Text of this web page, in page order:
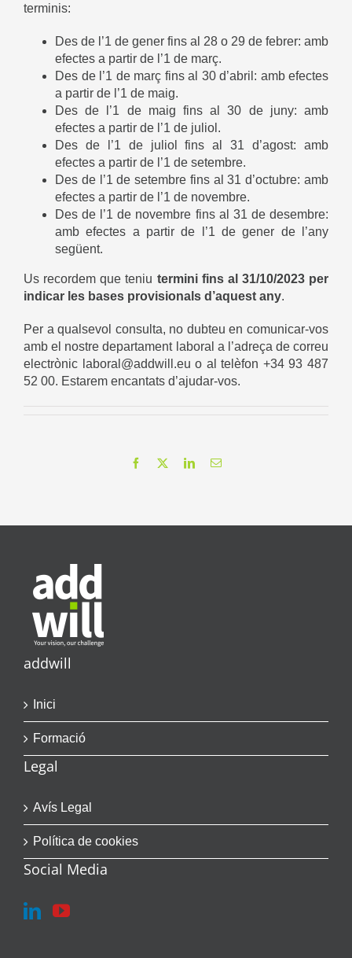
terminis:
Des de l’1 de gener fins al 28 o 29 de febrer: amb
efectes a partir de l’1 de març.
Des de l’1 de març fins al 30 d’abril: amb efectes
a partir de l’1 de maig.
Des de l’1 de maig fins al 30 de juny: amb
efectes a partir de l’1 de juliol.
Des de l’1 de juliol fins al 31 d’agost: amb
efectes a partir de l’1 de setembre.
Des de l’1 de setembre fins al 31 d’octubre: amb
efectes a partir de l’1 de novembre.
Des de l’1 de novembre fins al 31 de desembre:
amb efectes a partir de l’1 de gener de l’any
següent.
Us recordem que teniu termini fins al 31/10/2023 per
indicar les bases provisionals d’aquest any.
Per a qualsevol consulta, no dubteu en comunicar-vos
amb el nostre departament laboral a l’adreça de correu
electrònic laboral@addwill.eu o al telèfon +34 93 487
52 00. Estarem encantats d’ajudar-vos.
Facebook LinkedInEmail
addwill
Inici
Formació
Legal
Avís Legal
Política de cookies
Social Media